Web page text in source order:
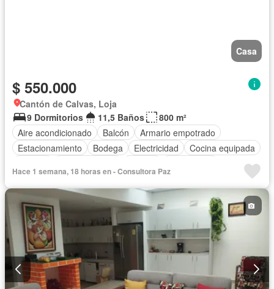
Casa
$ 550.000
Cantón de Calvas, Loja
9 Dormitorios
11,5 Baños
800 m²
Aire acondicionado
Balcón
Armario empotrado
Estacionamiento
Bodega Electricidad
Cocina equipada
Vista panorámica
Área para niños Patio
Conserje Parrilla Gimnasio
Sauna
Piscina
Seguridad Parcialmente amoblado
Hace 1 semana, 18 horas en - Consultora Paz